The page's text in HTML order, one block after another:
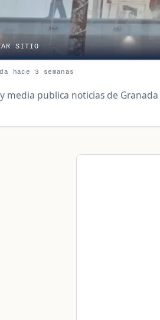
SITIO
hace 3 semanas
media publica noticias de